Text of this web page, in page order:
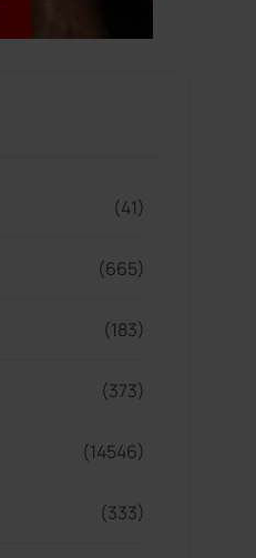
(41)
(665)
(183)
(373)
(14546)
(333)